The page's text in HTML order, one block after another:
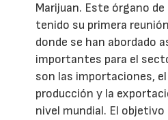
Marijuan. Este órgano
tenido su primera
donde se han abordado
importantes para el
son las importaciones,
producción y la
nivel mundial. El